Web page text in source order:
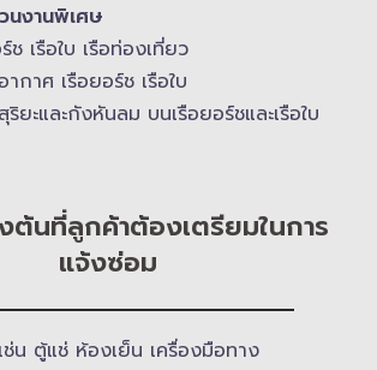
นงานพิเศษ
ช เรือใบ เรือท่องเที่ยว
กาศ เรือยอร์ช เรือใบ
ยะและกังหันลม บนเรือยอร์ช​และเรือใบ
ต้นที่ลูกค้าต้องเตรียมในการ
แจ้งซ่อม
น ตู้แช่ ห้องเย็น เครื่องมือทาง